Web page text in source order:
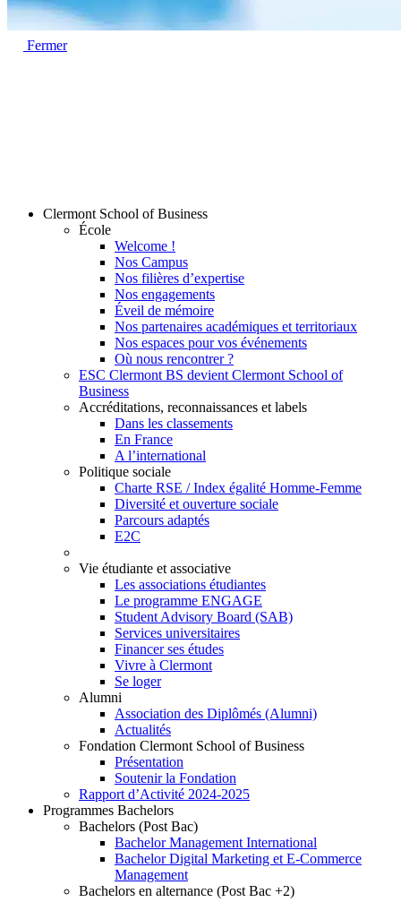
Fermer
Clermont School of Business
École
Welcome !
Nos Campus
Nos filières d’expertise
Nos engagements
Éveil de mémoire
Nos partenaires académiques et territoriaux
Nos espaces pour vos événements
Où nous rencontrer ?
ESC Clermont BS devient Clermont School of
Business
Accréditations, reconnaissances et labels
Dans les classements
En France
A l’international
Politique sociale
Charte RSE / Index égalité Homme-Femme
Diversité et ouverture sociale
Parcours adaptés
E2C
Vie étudiante et associative
Les associations étudiantes
Le programme ENGAGE
Student Advisory Board (SAB)
Services universitaires
Financer ses études
Vivre à Clermont
Se loger
Alumni
Association des Diplômés (Alumni)
Actualités
Fondation Clermont School of Business
Présentation
Soutenir la Fondation
Rapport d’Activité 2024-2025
Programmes Bachelors
Bachelors (Post Bac)
Bachelor Management International
Bachelor Digital Marketing et E-Commerce
Management
Bachelors en alternance (Post Bac +2)